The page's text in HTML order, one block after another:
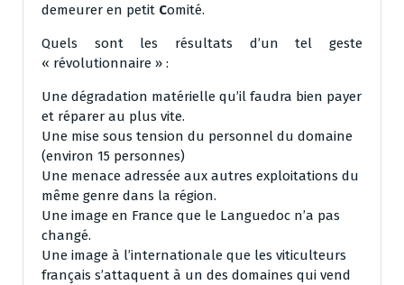
demeurer en petit Comité.
Quels sont les résultats d’un tel geste
« révolutionnaire » :
Une dégradation matérielle qu’il faudra bien payer
et réparer au plus vite.
Une mise sous tension du personnel du domaine
(environ 15 personnes)
Une menace adressée aux autres exploitations du
même genre dans la région.
Une image en France que le Languedoc n’a pas
changé.
Une image à l’internationale que les viticulteurs
français s’attaquent à un des domaines qui vend